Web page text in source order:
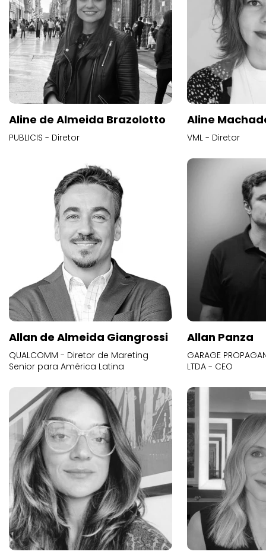
Aline de Almeida Brazolotto
PUBLICIS - Diretor
Aline
VML - Diretor
Allan de Almeida Giangrossi
QUALCOMM - Diretor de Mareting
Senior para América Latina
Allan Panza
GARAGE
LTDA - CEO